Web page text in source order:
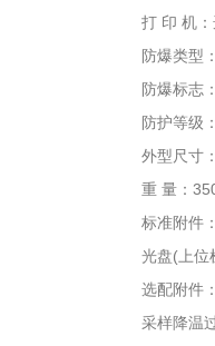
打 印 机：
防爆类型：
防爆标志：
防护等级：
外型尺寸：
重 量：
标准附件：
光盘(上位机
选配附件：
采样降温过